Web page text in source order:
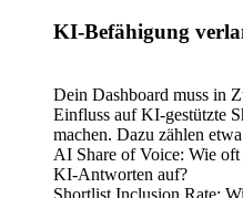
KI-Befähigung
Dein Dashboard muss in
Einfluss auf KI-gestützte
machen. Dazu zählen
AI Share of Voice: Wie
KI-Antworten auf?
Shortlist Inclusion Rate: